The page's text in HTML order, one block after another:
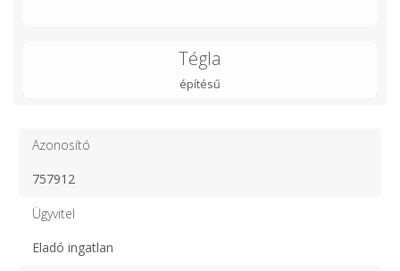
Tégla
építésű
Azonosító
757912
Ügyvitel
Eladó ingatlan